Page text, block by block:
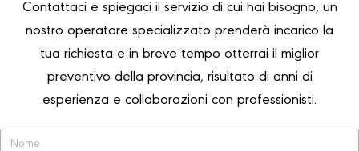
Contattaci e spiegaci il servizio di cui hai bisogno, un
nostro operatore specializzato prenderà incarico la
tua richiesta e in breve tempo otterrai il miglior
preventivo della provincia, risultato di anni di
esperienza e collaborazioni con professionisti.